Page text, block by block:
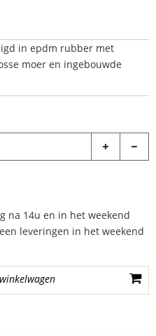
in epdm rubber met
moer en ingebouwde
na 14u en in het weekend
leveringen in het weekend